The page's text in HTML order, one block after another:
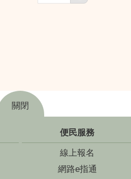
關閉
便民服務
線上報名
網路e指通